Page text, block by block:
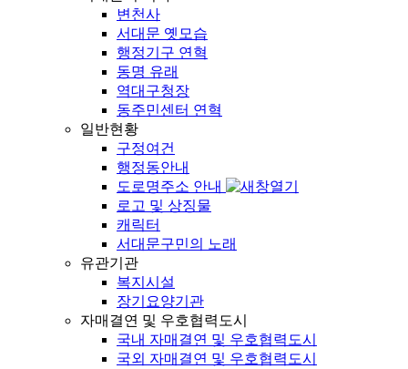
변천사
서대문 옛모습
행정기구 연혁
동명 유래
역대구청장
동주민센터 연혁
일반현황
구정여건
행정동안내
도로명주소 안내
로고 및 상징물
캐릭터
서대문구민의 노래
유관기관
복지시설
장기요양기관
자매결연 및 우호협력도시
국내 자매결연 및 우호협력도시
국외 자매결연 및 우호협력도시